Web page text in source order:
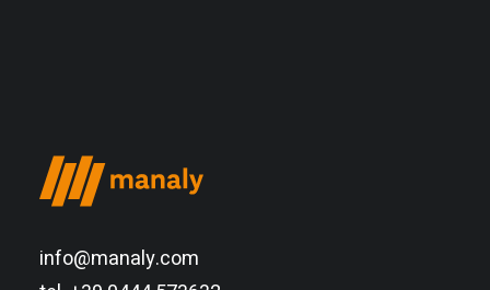
info@manaly.com